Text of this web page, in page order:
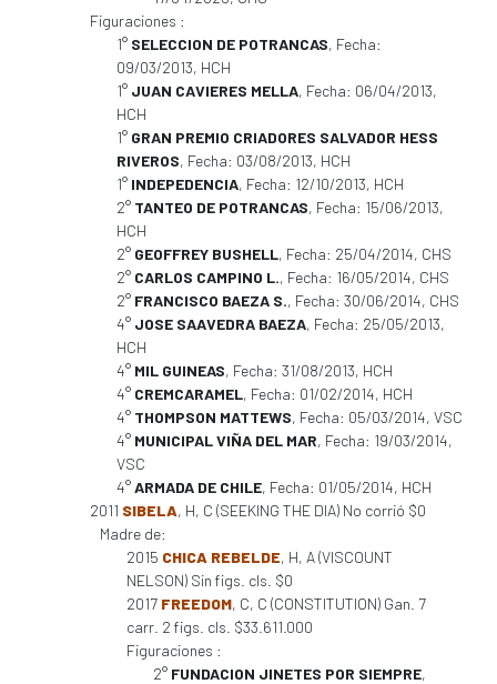
Figuraciones :
1° SELECCION DE POTRANCAS, Fecha:
09/03/2013, HCH
1° JUAN CAVIERES MELLA, Fecha: 06/04/2013,
HCH
1° GRAN PREMIO CRIADORES SALVADOR HESS
RIVEROS, Fecha: 03/08/2013, HCH
1° INDEPEDENCIA, Fecha: 12/10/2013, HCH
2° TANTEO DE POTRANCAS, Fecha: 15/06/2013,
HCH
2° GEOFFREY BUSHELL, Fecha: 25/04/2014, CHS
2° CARLOS CAMPINO L., Fecha: 16/05/2014, CHS
2° FRANCISCO BAEZA S., Fecha: 30/06/2014, CHS
4° JOSE SAAVEDRA BAEZA, Fecha: 25/05/2013,
HCH
4° MIL GUINEAS, Fecha: 31/08/2013, HCH
4° CREMCARAMEL, Fecha: 01/02/2014, HCH
4° THOMPSON MATTEWS, Fecha: 05/03/2014, VSC
4° MUNICIPAL VIÑA DEL MAR, Fecha: 19/03/2014,
VSC
4°ARMADA DE CHILE, Fecha: 01/05/2014, HCH
2011 SIBELA, H, C (SEEKING THE DIA) No corrió $0
Madre de:
2015 CHICA REBELDE, H, A (VISCOUNT
NELSON) Sin figs. cls. $0
2017 FREEDOM, C, C (CONSTITUTION) Gan. 7
carr. 2 figs. cls. $33.611.000
Figuraciones :
2° FUNDACION JINETES POR SIEMPRE,